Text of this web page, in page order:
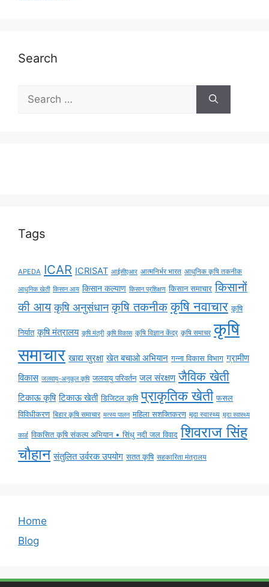
Search
Tags
APEDA ICAR ICRISAT आईसीएआर आत्मनिर्भर भारत आधुनिक कृषि तकनीक
आधुनिक खेती किसान आय किसान कल्याण किसान प्रशिक्षण किसान समाचार किसानों
की आय कृषि अनुसंधान कृषि तकनीक कृषि नवाचार कृषि
निर्यात कृषि मंत्रालय कृषि मंत्री कृषि विकास कृषि विज्ञान केंद्र कृषि समाचर कृषि
समाचार खाद्य सुरक्षा खेत बचाओ अभियान गन्ना विकास विभाग ग्रामीण
विकास जलवायु-अनुकूल कृषि जलवायु परिवर्तन जल संरक्षण जैविक खेती
टिकाऊ कृषि टिकाऊ खेती डिजिटल कृषि प्राकृतिक खेती फसल
विविधीकरण बिहार कृषि समाचार मत्स्य पालन महिला सशक्तिकरण मृदा स्वास्थ्य मृदा स्वास्थ्य
कार्ड विकसित कृषि संकल्प अभियान • सिंधु नदी जल विवाद शिवराज सिंह
चौहान संतुलित उर्वरक उपयोग सतत कृषि सहकारिता मंत्रालय
Home
Blog